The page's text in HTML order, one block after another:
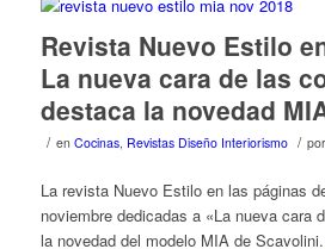
Revista Nuevo Estilo
La nueva cara de las
destaca la novedad
/ en Cocinas, Revistas Diseño Interiorismo / por
La revista Nuevo Estilo en las páginas
noviembre dedicadas a «La nueva cara
la novedad del modelo MIA de Scavolini.